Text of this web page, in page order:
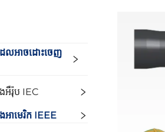
ដែល​អាច​ដោះ​ចេញ​
ង​អឺរ៉ុប IEC
ង​អាមេរិក IEEE